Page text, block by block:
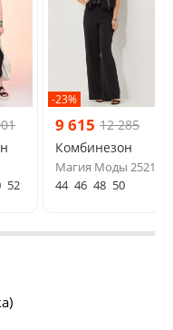
52
-23%
9 615 12 285
Комбинезон
Магия Моды 2521
44 46 48 50